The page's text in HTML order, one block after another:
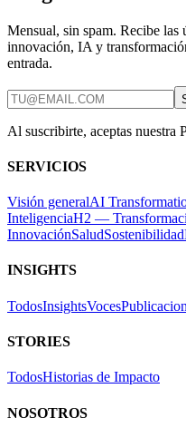
Mensual, sin spam. Recibe las
innovación, IA y
entrada.
Al suscribirte, aceptas nuestra
SERVICIOS
Visión generalAI
InteligenciaH2 —
InnovaciónSaludSostenibilidad
INSIGHTS
TodosInsightsVoces
STORIES
TodosHistorias de Impacto
NOSOTROS